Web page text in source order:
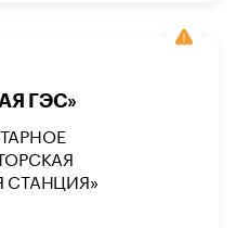
ГЭС»
СТАНЦИЯ»